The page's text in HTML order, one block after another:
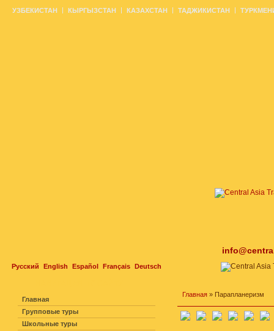
Русский English Español Français Deutsch
УЗБЕКИСТАН КЫРГЫЗСТАН КАЗАХСТАН ТАДЖИКИСТАН
Главная » Парапланеризм
Главная
Групповые туры
Школьные туры